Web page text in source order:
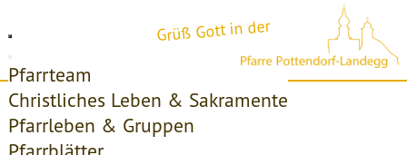
Pfarrteam
Christliches Leben & Sakramente
Pfarrleben & Gruppen
Grüß Gott in der
Startseite
Access forbidden!